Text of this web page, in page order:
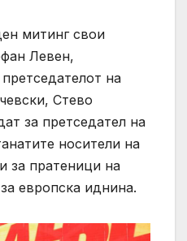
митинг свои
Левен,
на
Стево
за претседател на
носители на
за пратеници на
европска иднина.